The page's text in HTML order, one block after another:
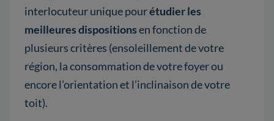
interlocuteur unique pourétudier les
meilleures dispositionsen fonction de
plusieurs critères (ensoleillement de votre
région, la consommation de votre foyer ou
encore l’orientation et l’inclinaison de votre
toit).